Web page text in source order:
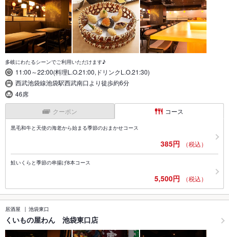
多岐にわたるシーンでご利用いただけます♪
11:00～22:00(料理L.O.21:00,ドリンクL.O.21:30)
西武池袋線池袋駅西武南口より徒歩約6分
46席
クーポン コース
黒毛和牛と天使の海老から始まる季節のおまかせコース
385円 （税込）
鮭いくらと季節の串揚げ8本コース
5,500円 （税込）
居酒屋 池袋東口
くいもの屋わん 池袋東口店